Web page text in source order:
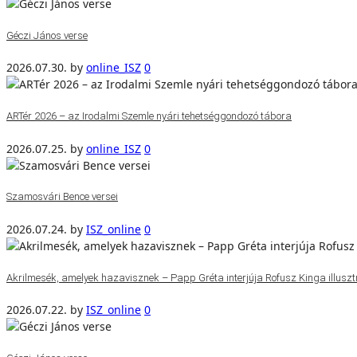
Géczi János verse
2026.07.30. by online_ISZ 0
ARTér 2026 – az Irodalmi Szemle nyári tehetséggondozó tábora
2026.07.25. by online_ISZ 0
Szamosvári Bence versei
2026.07.24. by ISZ_online 0
Akrilmesék, amelyek hazavisznek – Papp Gréta interjúja Rofusz Kinga
2026.07.22. by ISZ_online 0